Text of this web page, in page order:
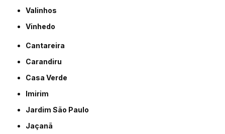
Valinhos
Vinhedo
Cantareira
Carandiru
Casa Verde
Imirim
Jardim São Paulo
Jaçanã